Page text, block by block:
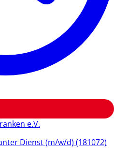
e.V.
Dienst (m/w/d) (181072)